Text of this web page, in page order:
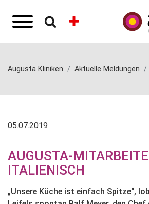
Augusta Kliniken Aktuelle Meldungen
05.07.2019
AUGUSTA-
ITALIENISCH
„Unsere Küche ist einfach Spitze“,